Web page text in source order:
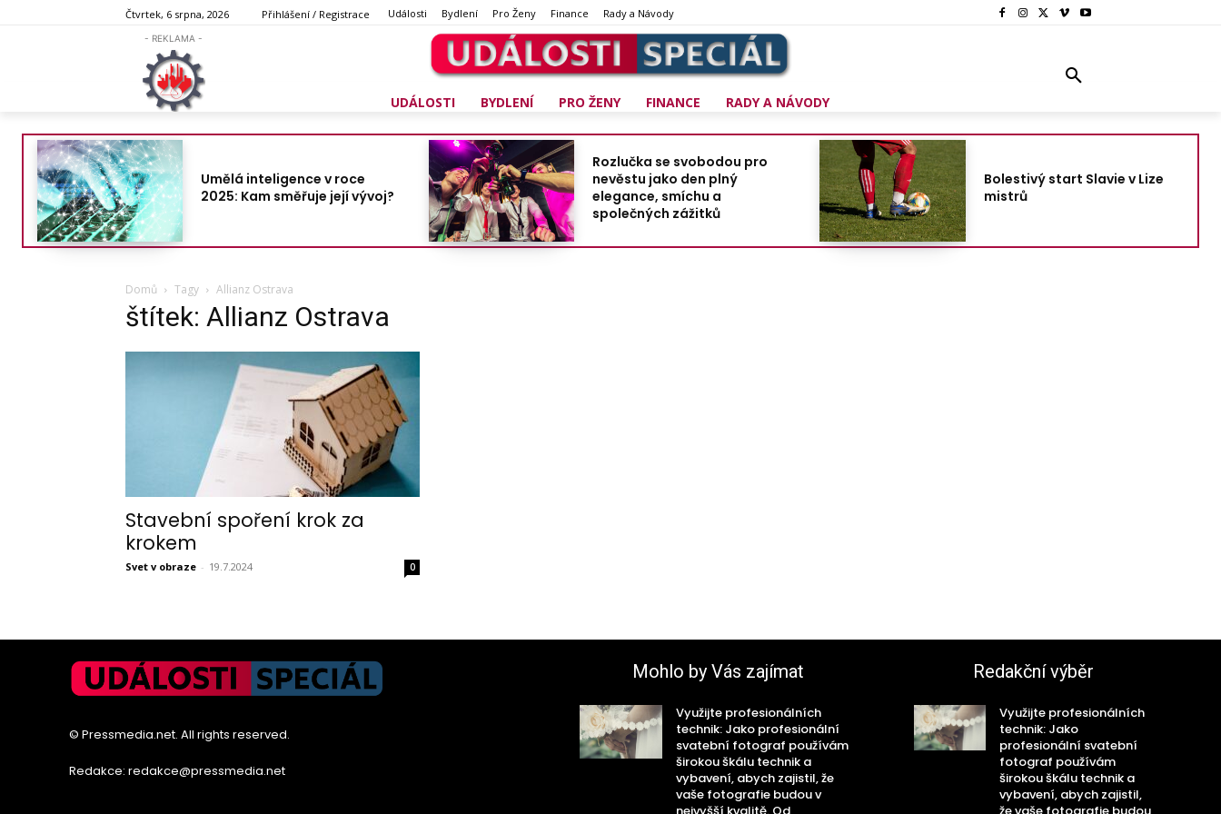
Čtvrtek, 6 srpna, 2026 Přihlášení / Registrace Události Bydlení Pro Ženy Finance Rady a Návody
- REKLAMA -
UDÁLOSTI BYDLENÍ PRO ŽENY FINANCE RADY A NÁVODY
Umělá inteligence v roce
2025: Kam směřuje její vývoj?
Rozlučka se svobodou pro
nevěstu jako den plný
elegance, smíchu a
společných zážitků
Bolestivý start Slavie v Lize
mistrů
Domů Tagy Allianz Ostrava
štítek: Allianz Ostrava
Stavební spoření krok za
krokem
Svet v obraze - 19.7.2024 0
© Pressmedia.net. All rights reserved.
Redakce: redakce@pressmedia.net
Mohlo by Vás zajímat
Využijte profesionálních
technik: Jako profesionální
svatební fotograf používám
širokou škálu technik a
vybavení, abych zajistil, že
vaše fotografie budou v
Redakční výběr
Využijte profesionálních
technik: Jako
profesionální svatební
fotograf používám
širokou škálu technik a
vybavení, abych zajistil,